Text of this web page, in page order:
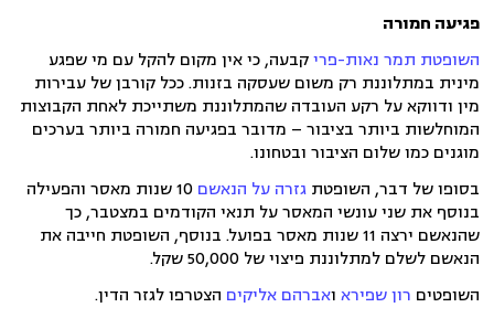
פגיעה חמורה
השופטת תמר נאות-פריקבעה, כי אין מקום להקל עם מי שפגע
מינית במתלוננת רק משום שעסקה בזנות. ככל קורבן של עבירות
מין ודווקא על רקע העובדה שהמתלוננת משתייכת לאחת הקבוצות
המוחלשות ביותר בציבור – מדובר בפגיעה חמורה ביותר בערכים
מוגנים כמו שלום הציבור ובטחונו.
בסופו של דבר, השופטת גזרה על הנאשם
10 שנות מאסר והפעילה
בנוסף את שני עונשי המאסר על תנאי הקודמים במצטבר, כך
שהנאשם ירצה 11 שנות מאסר בפועל. בנוסף, השופטת חייבה את
הנאשם לשלם למתלוננת פיצוי של 50,000 שקל.
השופטים רון שפירא ואברהם אליקים הצטרפו לגזר הדין.